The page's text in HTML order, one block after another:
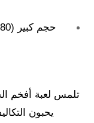
تلمس لعبة أفخم
يحبون